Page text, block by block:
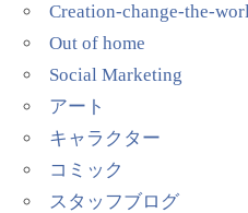
Creation-change-the-
Out of home
Social Marketing
アート
キャラクター
コミック
スタッフブログ